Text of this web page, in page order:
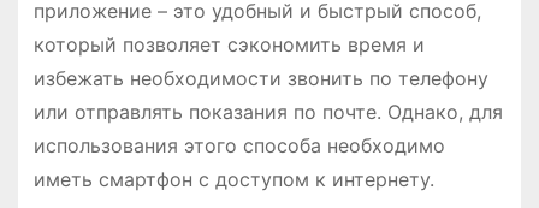
приложение – это удобный и быстрый способ,
который позволяет сэкономить время и
избежать необходимости звонить по телефону
или отправлять показания по почте. Однако, для
использования этого способа необходимо
иметь смартфон с доступом к интернету.